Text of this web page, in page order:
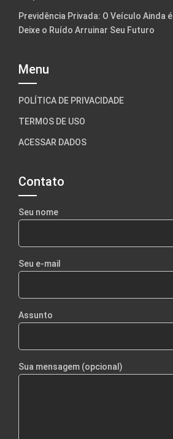
Previdência Privada: O Veículo Ainda
Deixe o Ruído Arruinar Seu Futuro
Menu
POLÍTICA DE PRIVACIDADE
TERMOS DE USO
ACESSAR DADOS
Contato
Seu nome
Seu e-mail
Assunto
Sua mensagem (opcional)